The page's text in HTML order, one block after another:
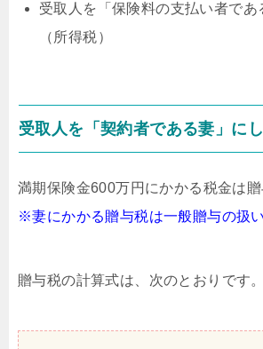
受取人を「保険料の支払い者であ
（所得税）
受取人を「契約者である妻」に
満期保険金600万円にかかる税金は贈
※妻にかかる贈与税は一般贈与の扱い
贈与税の計算式は、次のとおりです。